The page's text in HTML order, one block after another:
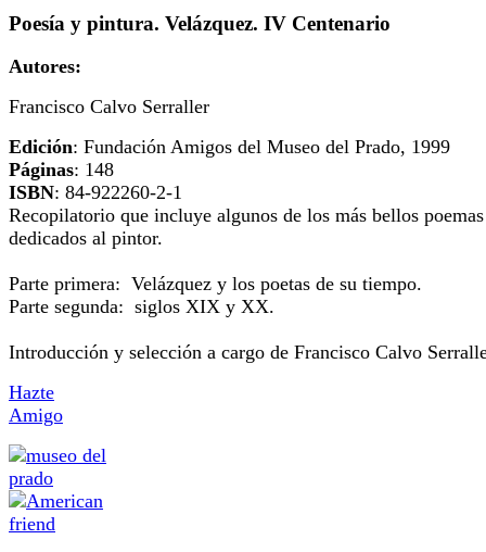
Poesía y pintura. Velázquez. IV Centenario
Autores:
Francisco Calvo Serraller
Edición: Fundación Amigos del Museo del Prado, 1999
Páginas: 148
ISBN: 84-922260-2-1
Recopilatorio que incluye algunos de los más bellos poemas
dedicados al pintor.
Parte primera: Velázquez y los poetas de su tiempo.
Parte segunda: siglos XIX y XX.
Introducción y selección a cargo de Francisco Calvo
Hazte
Amigo